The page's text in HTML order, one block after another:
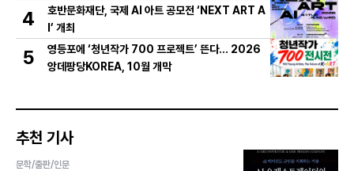
4
호반문화재단, 국제 AI 아트 공모전 ‘NEXT ART A
I’ 개최
5
영등포에 ‘청년작가 700 프로젝트’ 뜬다… 2026
앙데팡당KOREA, 10월 개막
추천 기사
문학/출판/인문